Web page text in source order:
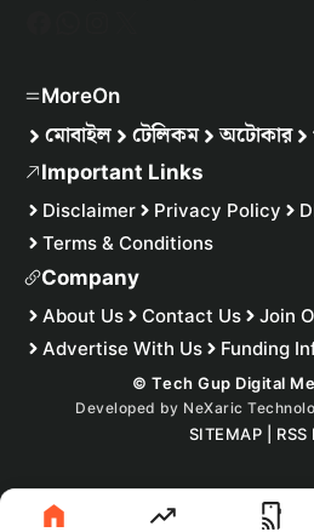
MoreOn
মোবাইল টেলিকম অটোকার
Important Links
Disclaimer Privacy Policy
Terms & Conditions
Company
About Us Contact Us
Join
Advertise With Us
Funding
© Tech Gup Digital
Developed by NeXaric
SITEMAP RSS